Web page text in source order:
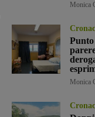
Monica
Monica